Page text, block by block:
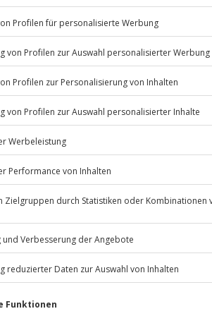
A2 oder AM
vor Ort
Erlebnis verschoben.
Listenansicht
Jochen SchweizerGmbH
81671 München
außer an bundesweiten